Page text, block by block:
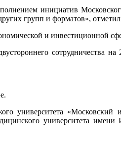
инициатив
групп и форматов»,
и инвестиционной
сотрудничества
университета «Московский
университета